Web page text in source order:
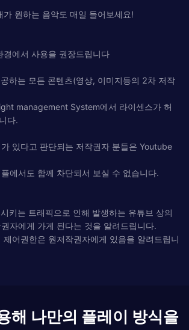
가 원하는 음악도 매일 들어보세요!
경에서 사용을 권장드립니다
하는 모든 콘텐츠(영상, 이미지등의 2차 저작
management System에서 라이센스가 허
다.
있다고 판단되는 저작권자 분들은 Youtube
에서도 함께 차단되서 보실 수 없습니다.
키는 트래픽으로 인해 발생하는 유튜브 상의
자에게 가게 된다는 것을 알려드립니다.
제어권한은 원저작권자에게 있음을 알려드립니
해 나만의 플레이 방식을